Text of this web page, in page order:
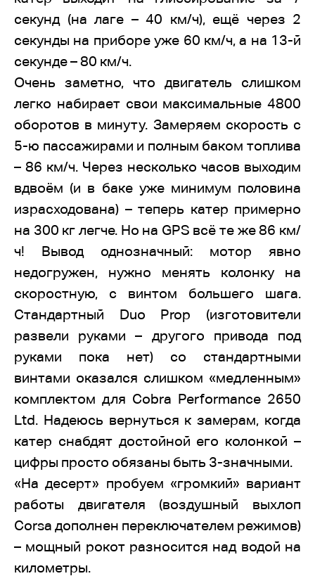
секунд (на лаге – 40 км/ч), ещё через 2
секунды на приборе уже 60 км/ч, а на 13-й
секунде – 80 км/ч.
Очень заметно, что двигатель слишком
легко набирает свои максимальные 4800
оборотов в минуту. Замеряем скорость с
5-ю пассажирами и полным баком топлива
– 86 км/ч. Через несколько часов выходим
вдвоём (и в баке уже минимум половина
израсходована) – теперь катер примерно
на 300 кг легче. Но на GPS всё те же 86 км/
ч! Вывод однозначный: мотор явно
недогружен, нужно менять колонку на
скоростную, с винтом большего шага.
Стандартный Duo Prop (изготовители
развели руками – другого привода под
руками пока нет) со стандартными
винтами оказался слишком «медленным»
комплектом для Cobra Performance 2650
Ltd. Надеюсь вернуться к замерам, когда
катер снабдят достойной его колонкой –
цифры просто обязаны быть 3-значными.
«На десерт» пробуем «громкий» вариант
работы двигателя (воздушный выхлоп
Corsa дополнен переключателем режимов)
– мощный рокот разносится над водой на
километры.